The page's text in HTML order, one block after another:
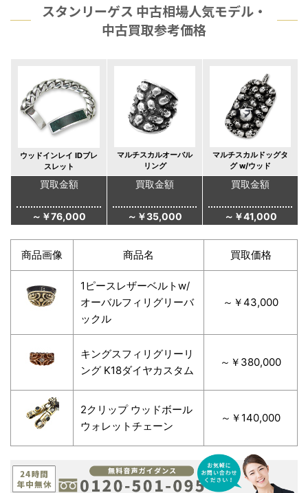
スタンリーゲス 中古相場人気モデル・
中古買取参考価格
ウッドインレイ IDブレ
スレット
マルチスカルオーバル
リング
マルチスカルドッグタ
グ w/ウッド
買取金額
～￥76,000
買取金額
～￥35,000
買取金額
～￥41,000
商品画像 商品名 買取価格
1ピースレザーベルトw/
オーバルフィリグリーバ
ックル
～￥43,000
キングスフィリグリーリ
ング K18ダイヤカスタム
～￥380,000
2クリップ ウッドボール
ウォレットチェーン
～￥140,000